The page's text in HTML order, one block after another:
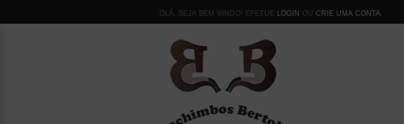
OLÁ, SEJA BEM VINDO! EFETUE LOGIN OU CRIE UMA CONTA.